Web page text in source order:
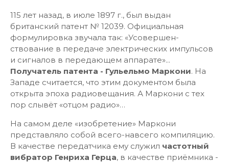
115 лет назад, в июле 1897 г., был выдан
британский патент № 12039. Официальная
формулировка звучала так: «Усовершен­
ствование в передаче электрических импульсов
и сигналов в передающем аппарате»...
Получатель патента - Гульельмо Маркони. На
Западе считается, что этим документом была
открыта эпоха радиовещания. А Маркони с тех
пор слывёт «отцом радио»…
На самом деле «изобретение» Маркони
представляло собой всего-навсего компиляцию.
В качестве передатчика ему служил частотный
вибратор Генриха Герца, в качестве приёмника -